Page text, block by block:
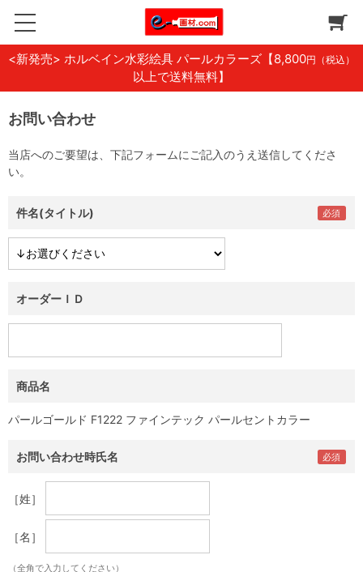
<新発売> ホルベイン水彩絵具 パールカラーズ 【8,800円（税込）
以上で送料無料】
お問い合わせ
当店へのご要望は、下記フォームにご記入のうえ送信してくださ
い。
件名(タイトル)
オーダーＩＤ
商品名
パールゴールド F1222 ファインテック パールセントカラー
お問い合わせ時氏名
［姓］
［名］
（全角で入力してください）